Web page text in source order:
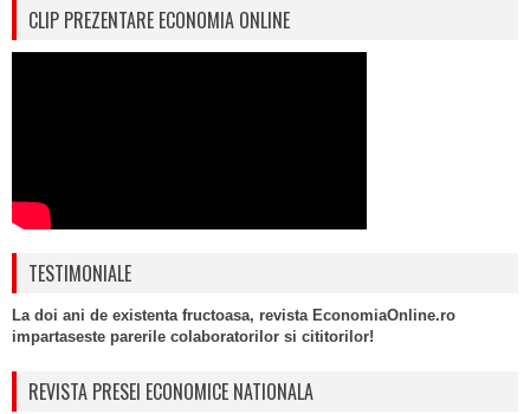
CLIP PREZENTARE ECONOMIA ONLINE
TESTIMONIALE
La doi ani de existenta fructoasa, revista EconomiaOnline.ro
impartaseste parerile colaboratorilor si cititorilor!
REVISTA PRESEI ECONOMICE NATIONALA